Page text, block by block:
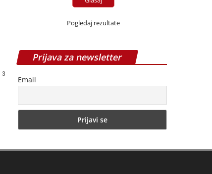
3
Pogledaj rezultate
Prijava za newsletter
Email